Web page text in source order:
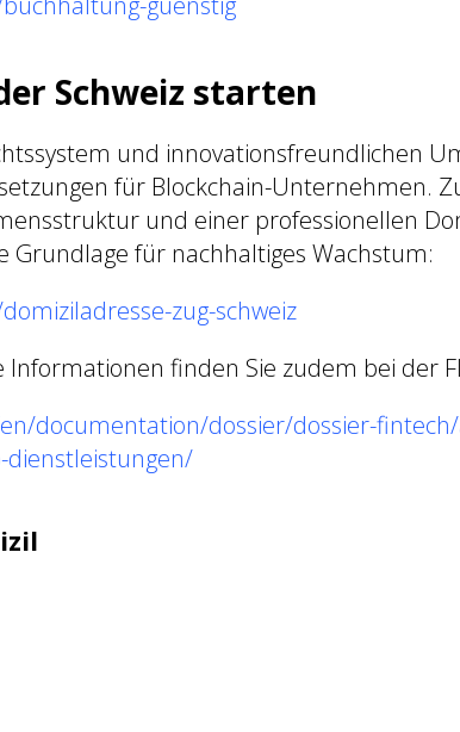
Schweiz starten
und innovationsfreundlichen
für Blockchain-Unternehmen.
und einer professionellen
Grundlage für nachhaltiges Wachstum:
zug-schweiz
finden Sie zudem bei der
documentation/dossier/dossier-